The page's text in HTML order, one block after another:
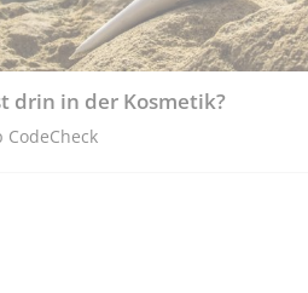
drin in der Kosmetik?
CodeCheck